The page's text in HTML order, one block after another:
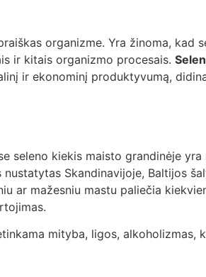
organizme. Yra žinoma, kad
ir kitais organizmo procesais.
ir ekonominį produktyvumą,
seleno kiekis maisto grandinėje
Skandinavijoje, Baltijos
ar mažesniu mastu paliečia
mityba, ligos, alkoholizmas,